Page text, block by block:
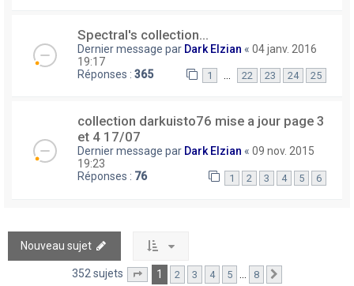
Spectral's collection...
Dernier message par Dark Elzian « 04 janv. 2016
19:17
Réponses : 365 1 … 22 23 24 25
collection darkuisto76 mise a jour page 3
et 4 17/07
Dernier message par Dark Elzian « 09 nov. 2015
19:23
Réponses : 76 1 2 3 4 5 6
Nouveau sujet
352 sujets Page sur8
1 2 3 4 5 8